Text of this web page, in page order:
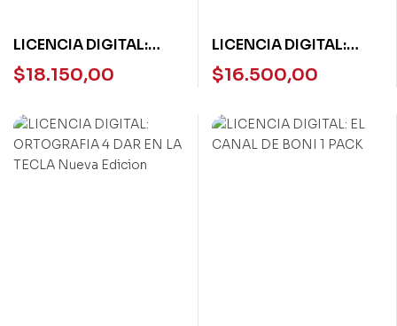
LICENCIA DIGITAL:
NUEVO HUELLAS 3 ES
BIOLOGIA
$18.150,00
LICENCIA DIGITAL:
FUNDAMENTALES 2 ES
FISICOQUIMICA
$16.500,00